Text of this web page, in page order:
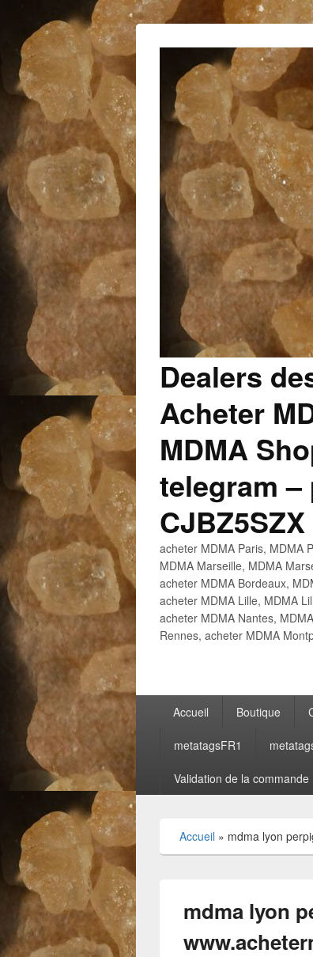
Dealers
Acheter
MDMA
telegram –
CJBZ5SZX
acheter MDMA Paris, MDMA
MDMA Marseille, MDMA
acheter MDMA Bordeaux,
acheter MDMA Lille, MDMA
acheter MDMA Nantes,
Rennes, acheter MDMA
Menu
principalAccueil Boutique
metatagsFR1
Validation de la commande
Accueil » mdma lyon
mdma lyon